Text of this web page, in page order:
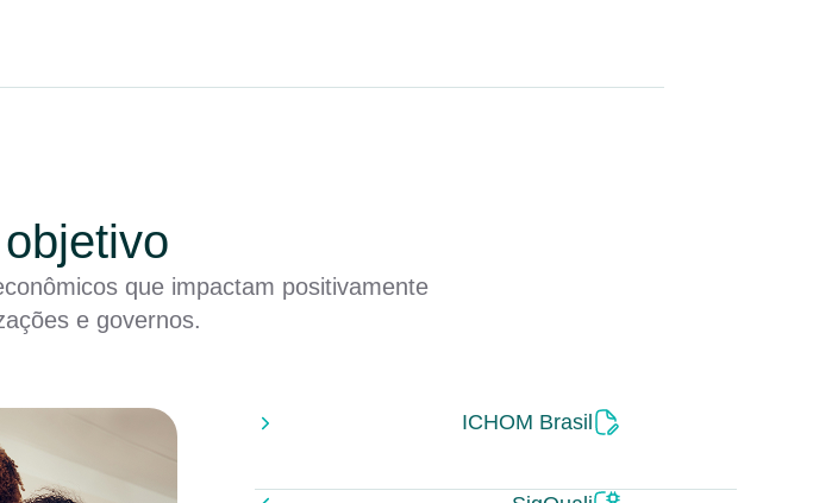
que impactam positivamente
e governos.
ICHOM Brasil